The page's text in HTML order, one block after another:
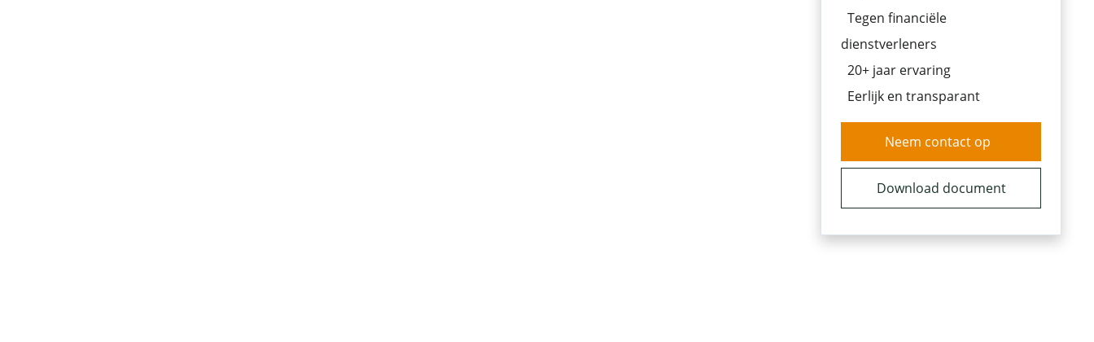
Tegen financiële
dienstverleners
20+ jaar ervaring
Eerlijk en transparant
Neem contact op
Download document